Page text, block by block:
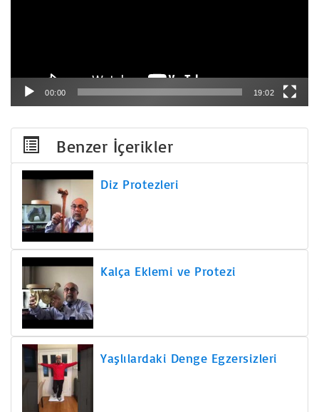
00:00 19:02
Benzer İçerikler
Diz Protezleri
Kalça Eklemi ve Protezi
Yaşlılardaki Denge Egzersizleri